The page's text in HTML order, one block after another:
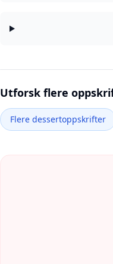
Utforsk flere
Flere dessertoppskrifter